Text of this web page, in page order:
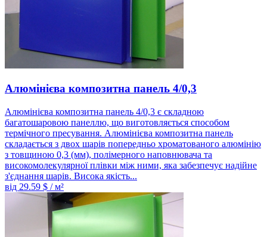
Алюмінієва композитна панель 4/0,3
Алюмінієва композитна панель 4/0,3 є складною
багатошаровою панеллю, що виготовляється способом
термічного пресування. Алюмінієва композитна панель
складається з двох шарів попередньо хроматованого алюмінію
з товщиною 0,3 (мм), полімерного наповнювача та
високомолекулярної плівки між ними, яка забезпечує надійне
з'єднання шарів. Висока якість...
від 29.59 $ / м²